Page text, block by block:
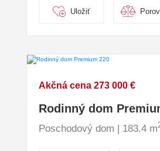
Uložiť
Akčná cena 273 000 €
Rodinný dom
Poschodový dom | 183.4 m